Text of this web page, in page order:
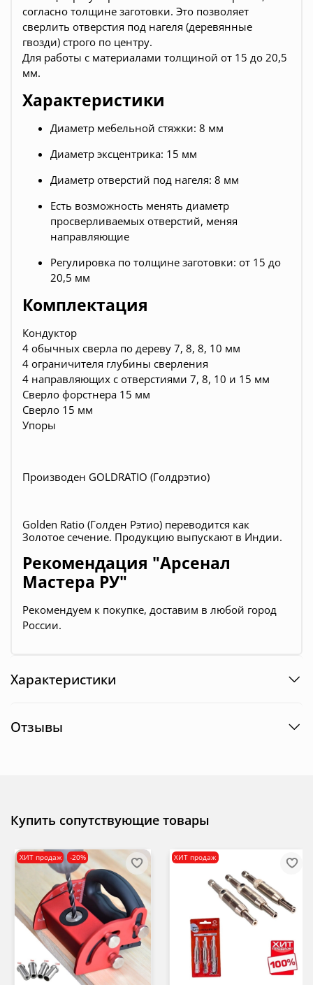
согласно толщине заготовки. Это позволяет
сверлить отверстия под нагеля (деревянные
гвозди) строго по центру.
Для работы с материалами толщиной от 15 до 20,5
мм.
Характеристики
Диаметр мебельной стяжки: 8 мм
Диаметр эксцентрика: 15 мм
Диаметр отверстий под нагеля: 8 мм
Есть возможность менять диаметр
просверливаемых отверстий, меняя
направляющие
Регулировка по толщине заготовки: от 15 до
20,5 мм
Комплектация
Кондуктор
4 обычных сверла по дереву 7, 8, 8, 10 мм
4 ограничителя глубины сверления
4 направляющих с отверстиями 7, 8, 10 и 15 мм
Сверло форстнера 15 мм
Сверло 15 мм
Упоры
Производен GOLDRATIO (Голдрэтио)
Golden Ratio (Голден Рэтио) переводится как
Золотое сечение. Продукцию выпускают в Индии.
Рекомендация "Арсенал
Мастера РУ"
Рекомендуем к покупке, доставим в любой город
России.
Характеристики
Отзывы
Купить сопутствующие товары
ХИТ продаж -20% ХИТ продаж